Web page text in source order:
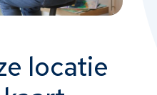
locatie